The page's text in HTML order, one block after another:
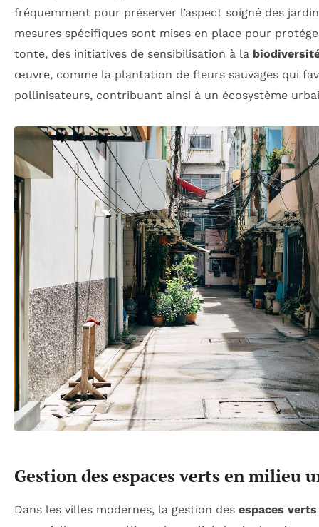
fréquemment pour préserver l’aspect soigné des
mesures spécifiques sont mises en place pour
tonte, des initiatives de sensibilisation à la
œuvre, comme la plantation de fleurs sauvages qui
pollinisateurs, contribuant ainsi à un écosystème
Gestion des espaces verts en milieu
Dans les villes modernes, la gestion des espaces verts